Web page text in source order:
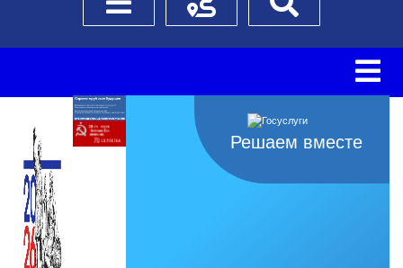
Боковое менюСхема проезда
Решаем вместе